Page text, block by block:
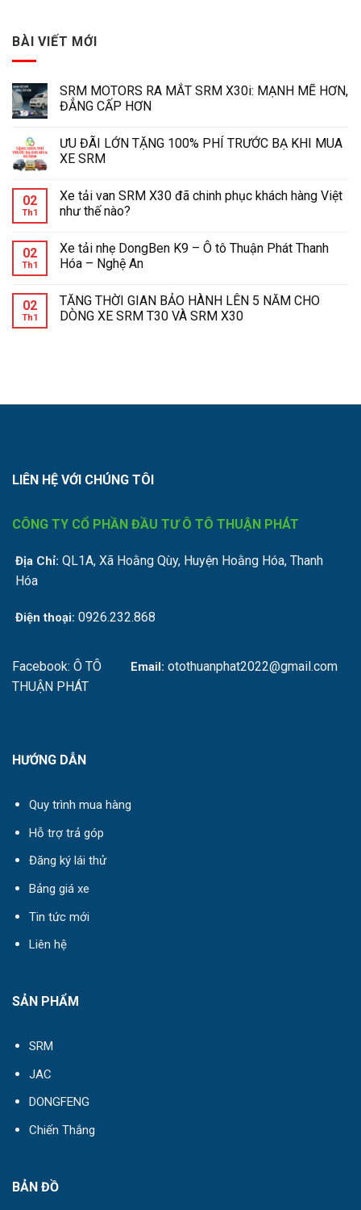
BÀI VIẾT MỚI
SRM MOTORS RA MẮT SRM X30i: MẠNH MẼ HƠN,
ĐẲNG CẤP HƠN
ƯU ĐÃI LỚN TẶNG 100% PHÍ TRƯỚC BẠ KHI MUA
XE SRM
02
Th1
Xe tải van SRM X30 đã chinh phục khách hàng Việt
như thế nào?
02
Th1
Xe tải nhẹ DongBen K9 – Ô tô Thuận Phát Thanh
Hóa – Nghệ An
02
Th1
TĂNG THỜI GIAN BẢO HÀNH LÊN 5 NĂM CHO
DÒNG XE SRM T30 VÀ SRM X30
LIÊN HỆ VỚI CHÚNG TÔI
CÔNG TY CỔ PHẦN ĐẦU TƯ Ô TÔ THUẬN PHÁT
Địa Chỉ: QL1A, Xã Hoằng Qùy, Huyện Hoằng Hóa, Thanh
Hóa
Điện thoại: 0926.232.868
Facebook: Ô TÔ
THUẬN PHÁT
Email: otothuanphat2022@gmail.com
HƯỚNG DẪN
Quy trình mua hàng
Hỗ trợ trả góp
Đăng ký lái thử
Bảng giá xe
Tin tức mới
Liên hệ
SẢN PHẨM
SRM
JAC
DONGFENG
Chiến Thắng
BẢN ĐỒ